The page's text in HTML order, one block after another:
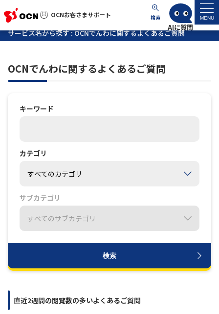
OCNお客さまサポート 検索 MENU
OCNお客さまサポート
マイページ
サポートトップ
サービス名から探す
工事・故障情報
お問い合わせ
履歴・お気に入り
お知らせ サポートサイトの使い方
まはこちら
サービス名から探す : OCNでんわに関するよくあるご質問
OCNでんわに関するよくあるご質問
キーワード
カテゴリ
サブカテゴリ
検索
直近2週間の閲覧数の多いよくあるご質問